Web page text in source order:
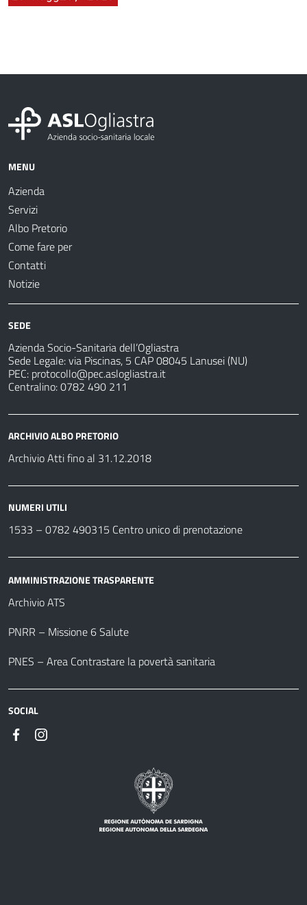
MENU
Azienda
Servizi
Albo Pretorio
Come fare per
Contatti
Notizie
SEDE
Azienda Socio-Sanitaria dell’Ogliastra
Sede Legale: via Piscinas, 5 CAP 08045 Lanusei (NU)
PEC: protocollo@pec.aslogliastra.it
Centralino: 0782 490 211
ARCHIVIO ALBO PRETORIO
Archivio Atti fino al 31.12.2018
NUMERI UTILI
1533 – 0782 490315 Centro unico di prenotazione
AMMINISTRAZIONE TRASPARENTE
Archivio ATS
PNRR – Missione 6 Salute
PNES – Area Contrastare la povertà sanitaria
SOCIAL